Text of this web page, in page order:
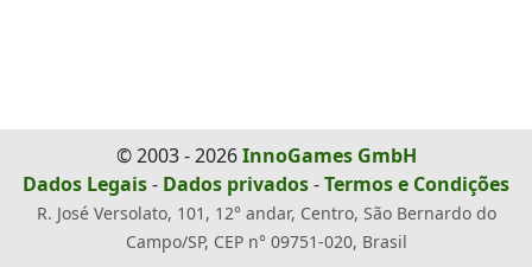
© 2003 - 2026InnoGames GmbH
Dados Legais- Dados privados-Termos e Condições
R. José Versolato, 101, 12° andar, Centro, São Bernardo do
Campo/SP, CEP n° 09751-020, Brasil